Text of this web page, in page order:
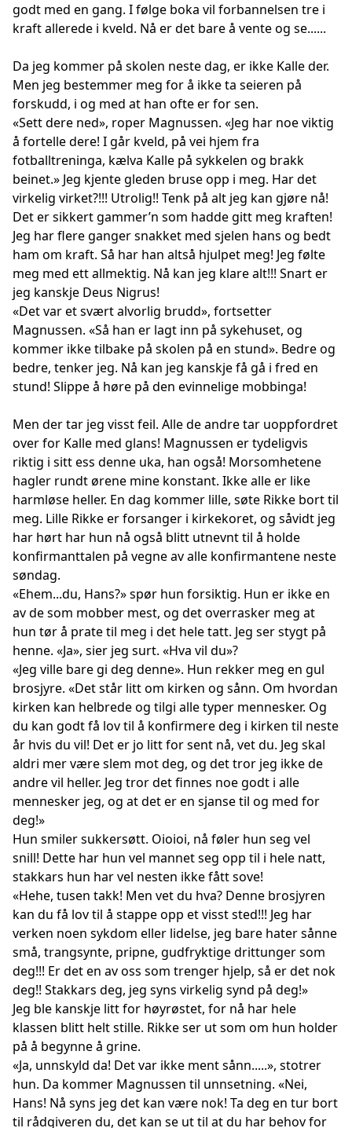
godt med en gang. I følge boka vil forbannelsen tre i
kraft allerede i kveld. Nå er det bare å vente og se......
Da jeg kommer på skolen neste dag, er ikke Kalle der.
Men jeg bestemmer meg for å ikke ta seieren på
forskudd, i og med at han ofte er for sen.
«Sett dere ned», roper Magnussen. «Jeg har noe viktig
å fortelle dere! I går kveld, på vei hjem fra
fotballtreninga, kælva Kalle på sykkelen og brakk
beinet.» Jeg kjente gleden bruse opp i meg. Har det
virkelig virket?!!! Utrolig!! Tenk på alt jeg kan gjøre nå!
Det er sikkert gammer’n som hadde gitt meg kraften!
Jeg har flere ganger snakket med sjelen hans og bedt
ham om kraft. Så har han altså hjulpet meg! Jeg følte
meg med ett allmektig. Nå kan jeg klare alt!!! Snart er
jeg kanskje Deus Nigrus!
«Det var et svært alvorlig brudd», fortsetter
Magnussen. «Så han er lagt inn på sykehuset, og
kommer ikke tilbake på skolen på en stund». Bedre og
bedre, tenker jeg. Nå kan jeg kanskje få gå i fred en
stund! Slippe å høre på den evinnelige mobbinga!
Men der tar jeg visst feil. Alle de andre tar uoppfordret
over for Kalle med glans! Magnussen er tydeligvis
riktig i sitt ess denne uka, han også! Morsomhetene
hagler rundt ørene mine konstant. Ikke alle er like
harmløse heller. En dag kommer lille, søte Rikke bort til
meg. Lille Rikke er forsanger i kirkekoret, og såvidt jeg
har hørt har hun nå også blitt utnevnt til å holde
konfirmanttalen på vegne av alle konfirmantene neste
søndag.
«Ehem...du, Hans?» spør hun forsiktig. Hun er ikke en
av de som mobber mest, og det overrasker meg at
hun tør å prate til meg i det hele tatt. Jeg ser stygt på
henne. «Ja», sier jeg surt. «Hva vil du»?
«Jeg ville bare gi deg denne». Hun rekker meg en gul
brosjyre. «Det står litt om kirken og sånn. Om hvordan
kirken kan helbrede og tilgi alle typer mennesker. Og
du kan godt få lov til å konfirmere deg i kirken til neste
år hvis du vil! Det er jo litt for sent nå, vet du. Jeg skal
aldri mer være slem mot deg, og det tror jeg ikke de
andre vil heller. Jeg tror det finnes noe godt i alle
mennesker jeg, og at det er en sjanse til og med for
deg!»
Hun smiler sukkersøtt. Oioioi, nå føler hun seg vel
snill! Dette har hun vel mannet seg opp til i hele natt,
stakkars hun har vel nesten ikke fått sove!
«Hehe, tusen takk! Men vet du hva? Denne brosjyren
kan du få lov til å stappe opp et visst sted!!! Jeg har
verken noen sykdom eller lidelse, jeg bare hater sånne
små, trangsynte, pripne, gudfryktige drittunger som
deg!!! Er det en av oss som trenger hjelp, så er det nok
deg!! Stakkars deg, jeg syns virkelig synd på deg!»
Jeg ble kanskje litt for høyrøstet, for nå har hele
klassen blitt helt stille. Rikke ser ut som om hun holder
på å begynne å grine.
«Ja, unnskyld da! Det var ikke ment sånn.....», stotrer
hun. Da kommer Magnussen til unnsetning. «Nei,
Hans! Nå syns jeg det kan være nok! Ta deg en tur bort
til rådgiveren du, det kan se ut til at du har behov for